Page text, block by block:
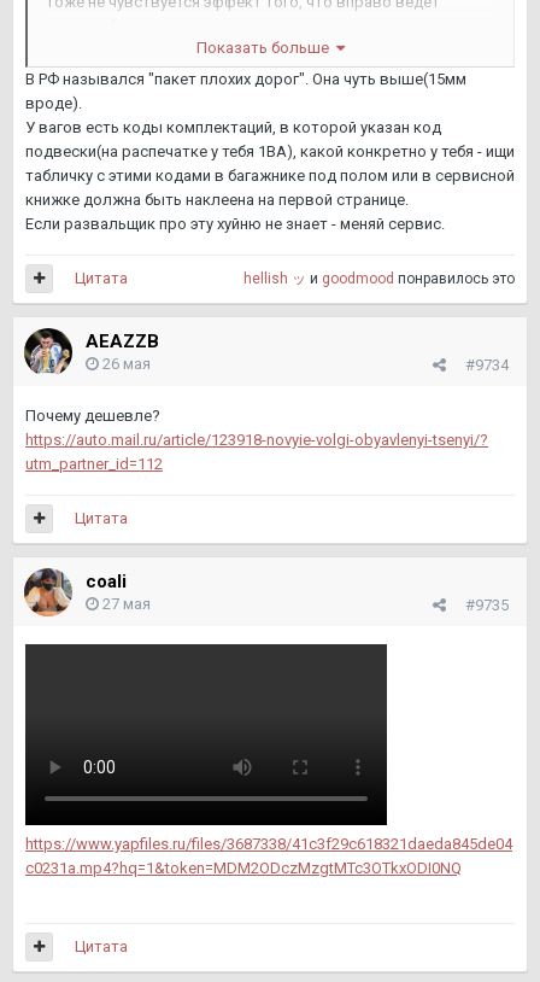
давление ставили, вроде бы 2.4бар на все 4 колеса. Колеса
балансировали.
Причем даже попробовали поменять местами передние,
эффект остался.
подвеска, как мне сказали, что та, которая толи для
европейских дорог толи как-то так называется, типа чуть
продавались.
Показать больше
В РФ назывался "пакет плохих дорог". Она чуть выше(15мм
вроде).
У вагов есть коды комплектаций, в которой указан код
подвески(на распечатке у тебя 1ВА), какой конкретно у тебя - ищи
табличку с этими кодами в багажнике под полом или в сервисной
книжке должна быть наклеена на первой странице.
Если развальщик про эту хуйню не знает - меняй сервис.
hellish ッ и goodmood понравилось это
Цитата
AEAZZB
#9734
26 мая
Почему дешевле?
https://auto.mail.ru/article/123918-novyie-volgi-obyavlenyi-tsenyi/?
utm_partner_id=112
Цитата
coali
#9735
27 мая
https://www.yapfiles.ru/files/3687338/41c3f29c618321daeda845de04
c0231a.mp4?hq=1&token=MDM2ODczMzgtMTc3OTkxODI0NQ
Цитата